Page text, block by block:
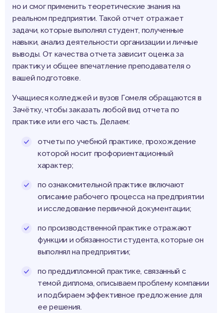
но и смог применить теоретические знания на
реальном предприятии. Такой отчет отражает
задачи, которые выполнял студент, полученные
навыки, анализ деятельности организации и личные
выводы. От качества отчета зависит оценка за
практику и общее впечатление преподавателя о
вашей подготовке.
Учащиеся колледжей и вузов Гомеля обращаются в
Зачётку, чтобы заказать любой вид отчета по
практике или его часть. Делаем:
отчеты по учебной практике, прохождение
которой носит профориентационный
характер;
по ознакомительной практике включают
описание рабочего процесса на предприятии
и исследование первичной документации;
по производственной практике отражают
функции и обязанности студента, которые он
выполнял на предприятии;
по преддипломной практике, связанный с
темой диплома, описываем проблему компании
и подбираем эффективное предложение для
ее решения.